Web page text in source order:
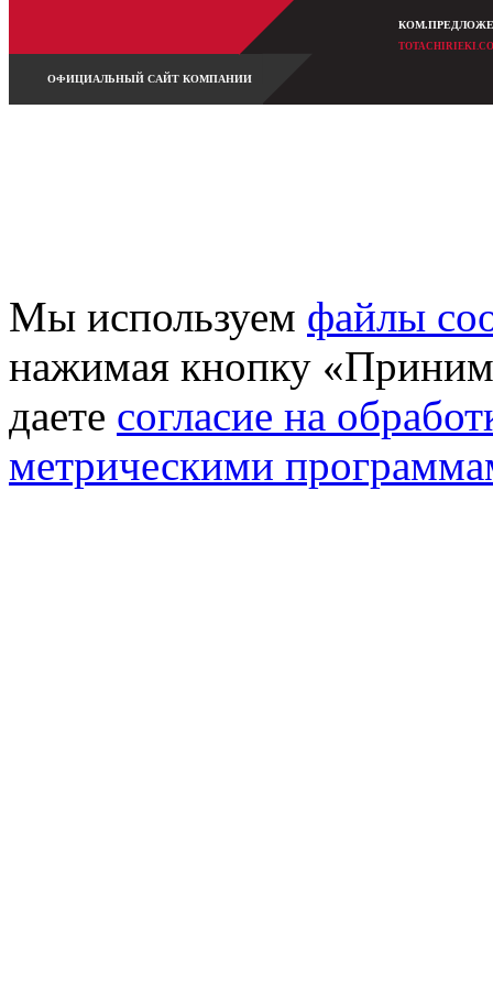
ОФИЦИАЛЬНЫЙ САЙТ КОМПАНИИ
Мы используем файлы
нажимая кнопку
даете согласие на
метрическими